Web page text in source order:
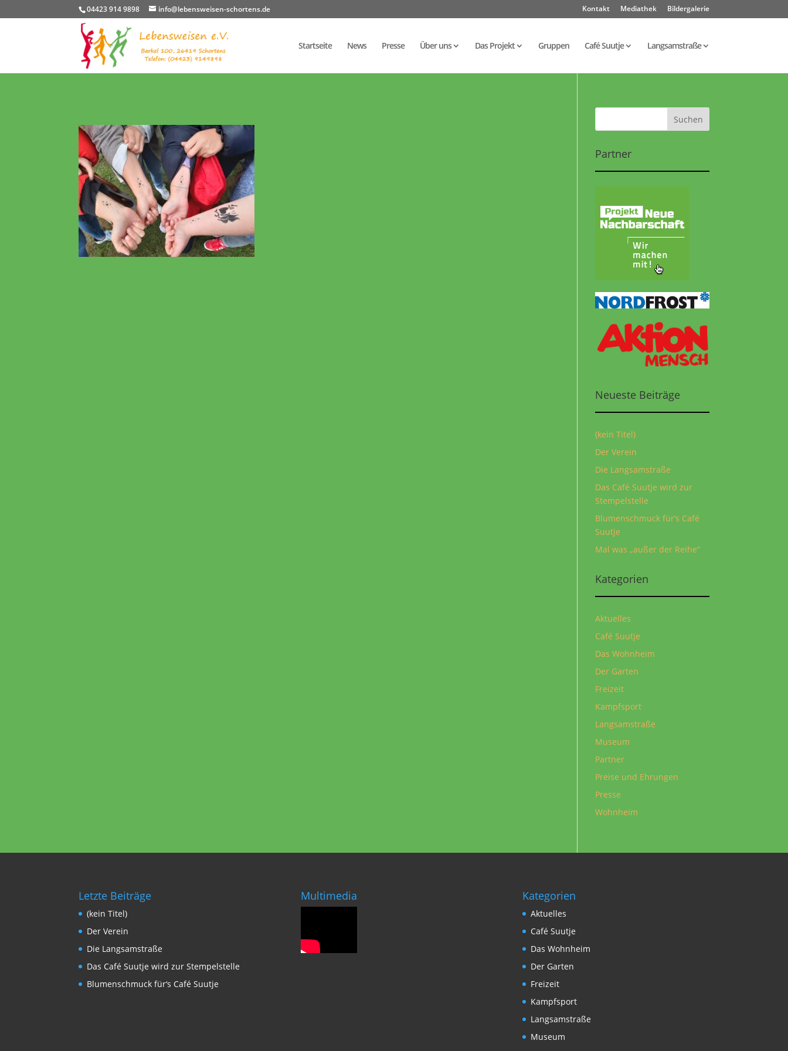
04423 914 9898 info@lebensweisen-schortens.de Kontakt Mediathek Bildergalerie
Startseite News Presse Über uns Das Projekt Gruppen Café Suutje Langsamstraße
Partner
Neueste Beiträge
(kein Titel)
Der Verein
Die Langsamstraße
Das Café Suutje wird zur
Stempelstelle
Blumenschmuck für‘s Café
Suutje
Mal was „außer der Reihe“
Kategorien
Aktuelles
Café Suutje
Das Wohnheim
Der Garten
Freizeit
Kampfsport
Langsamstraße
Museum
Partner
Preise und Ehrungen
Presse
Wohnheim
Letzte Beiträge
(kein Titel)
Der Verein
Die Langsamstraße
Das Café Suutje wird zur Stempelstelle
Blumenschmuck für‘s Café Suutje
Multimedia Kategorien
Aktuelles
Café Suutje
Das Wohnheim
Der Garten
Freizeit
Kampfsport
Langsamstraße
Museum